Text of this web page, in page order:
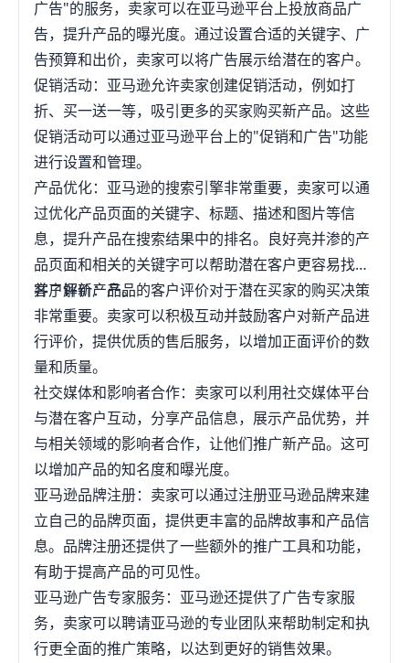
广告"的服务，卖家可以在亚马逊平台上投放商品广
告，提升产品的曝光度。通过设置合适的关键字、广
告预算和出价，卖家可以将广告展示给潜在的客户。
促销活动：亚马逊允许卖家创建促销活动，例如打
折、买一送一等，吸引更多的买家购买新产品。这些
促销活动可以通过亚马逊平台上的"促销和广告"功能
进行设置和管理。
产品优化：亚马逊的搜索引擎非常重要，卖家可以通
过优化产品页面的关键字、标题、描述和图片等信
息，提升产品在搜索结果中的排名。良好亮并渗的产
品页面和相关的关键字可以帮助潜在客户更容易找到
并了解新产品。
客户评价：产品的客户评价对于潜在买家的购买决策
非常重要。卖家可以积极互动并鼓励客户对新产品进
行评价，提供优质的售后服务，以增加正面评价的数
量和质量。
社交媒体和影响者合作：卖家可以利用社交媒体平台
与潜在客户互动，分享产品信息，展示产品优势，并
与相关领域的影响者合作，让他们推广新产品。这可
以增加产品的知名度和曝光度。
亚马逊品牌注册：卖家可以通过注册亚马逊品牌来建
立自己的品牌页面，提供更丰富的品牌故事和产品信
息。品牌注册还提供了一些额外的推广工具和功能，
有助于提高产品的可见性。
亚马逊广告专家服务：亚马逊还提供了广告专家服
务，卖家可以聘请亚马逊的专业团队来帮助制定和执
行更全面的推广策略，以达到更好的销售效果。